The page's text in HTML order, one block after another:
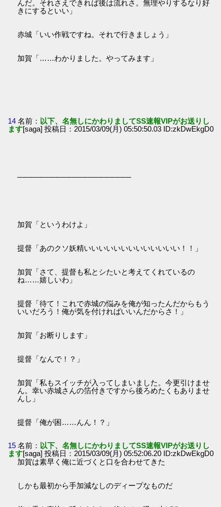
んだ。それさえできれば後は流れさ。無理やりするなり好
きにするといい」
赤城「いい作戦ですね。それで行きましょう」
加賀「……わかりました。やってみます」
14 名前： 以下、名無しにかわりましてSS速報VIPがお送りし
ます[saga] 投稿日：2015/03/09(月) 05:50:50.03 ID:zkDwEkgD0
─────────────────────
加賀「というわけよ」
提督「あのクソ妖精いいいいいいいいいいいいい！！」
加賀「さて、提督も私とシたいと考えてくれているの
ね……嬉しいわ」
提督「待て！これで赤城の悩みを俺が知ったんだからもう
いいだろう！俺が気を付ければいいんだからさ！」
加賀「お断りします」
提督「なんで！？」
加賀「私もスイッチが入ってしまいました。今更引けませ
ん。幸い赤城さんの箔付きですから後ろめたくもありませ
んし」
提督「俺が困……んん！？」
15 名前： 以下、名無しにかわりましてSS速報VIPがお送りし
ます[saga] 投稿日：2015/03/09(月) 05:52:06.20 ID:zkDwEkgD0
加賀は素早く俺に近づくと口を合わせてきた
しかも最初から手加減なしのディープなものだ